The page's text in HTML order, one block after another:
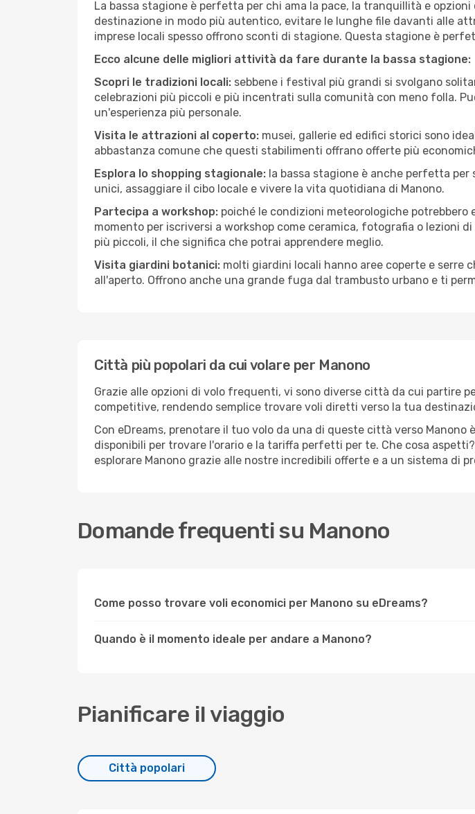
La bassa stagione è perfetta per chi ama la pace, la tranquillità e
destinazione in modo più autentico, evitare le lunghe file davanti alle
imprese locali spesso offrono sconti di stagione. Questa stagione è
Ecco alcune delle migliori attività da fare durante la bassa stagione:
Scopri le tradizioni locali: sebbene i festival più grandi si svolgano
celebrazioni più piccoli e più incentrati sulla comunità con meno folla.
un'esperienza più personale.
Visita le attrazioni al coperto: musei, gallerie ed edifici storici sono
abbastanza comune che questi stabilimenti offrano offerte più
Esplora lo shopping stagionale: la bassa stagione è anche perfetta
unici, assaggiare il cibo locale e vivere la vita quotidiana di Manono.
Partecipa a workshop: poiché le condizioni meteorologiche potrebbero
momento per iscriversi a workshop come ceramica, fotografia o lezioni
più piccoli, il che significa che potrai apprendere meglio.
Visita giardini botanici: molti giardini locali hanno aree coperte e serre
all'aperto. Offrono anche una grande fuga dal trambusto urbano e ti
Città più popolari da cui volare per Manono
Grazie alle opzioni di volo frequenti, vi sono diverse città da cui partire
competitive, rendendo semplice trovare voli diretti verso la tua
Con eDreams, prenotare il tuo volo da una di queste città verso
disponibili per trovare l'orario e la tariffa perfetti per te. Che cosa
esplorare Manono grazie alle nostre incredibili offerte e a un sistema di
Domande frequenti su Manono
Come posso trovare voli economici per Manono su eDreams?
Quando è il momento ideale per andare a Manono?
Pianificare il viaggio
Città popolari